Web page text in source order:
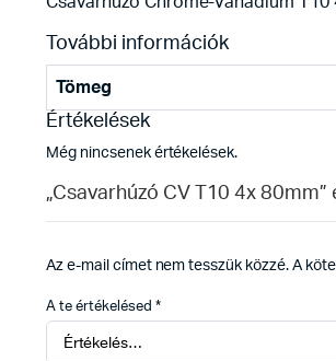
További információk
Tömeg
Értékelések
Még nincsenek értékelések.
„Csavarhúzó CV T10 4x
Az e-mail címet nem tesszük közzé. A
A te értékelésed *